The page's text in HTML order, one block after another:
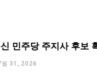
민주당 주지사 후보
월 31, 2026